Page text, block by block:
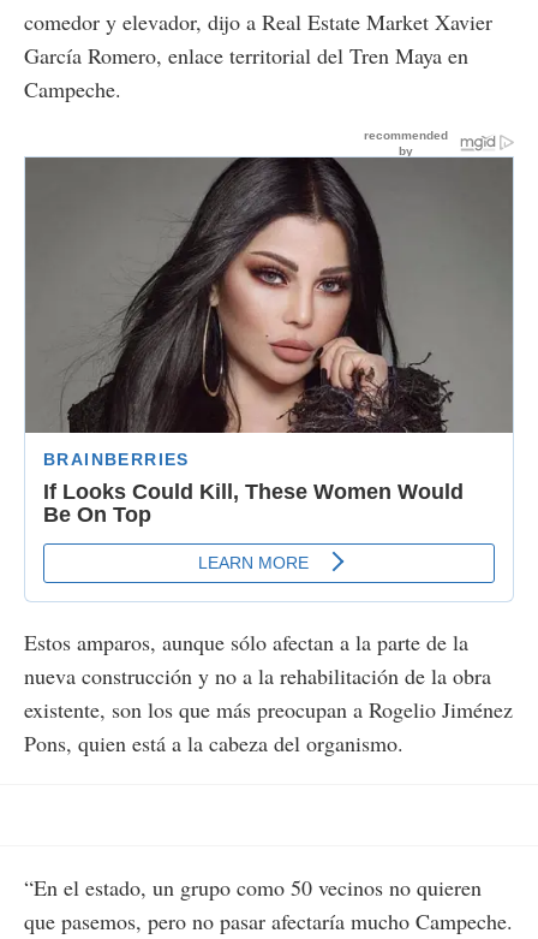
comedor y elevador, dijo a Real Estate Market Xavier
García Romero, enlace territorial del Tren Maya en
Campeche.
Estos amparos, aunque sólo afectan a la parte de la
nueva construcción y no a la rehabilitación de la obra
existente, son los que más preocupan a Rogelio Jiménez
Pons, quien está a la cabeza del organismo.
“En el estado, un grupo como 50 vecinos no quieren
que pasemos, pero no pasar afectaría mucho Campeche.